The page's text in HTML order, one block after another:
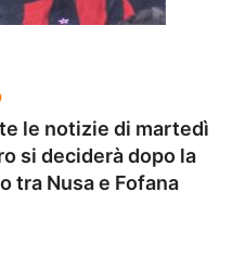
le notizie di martedì
si deciderà dopo la
tra Nusa e Fofana